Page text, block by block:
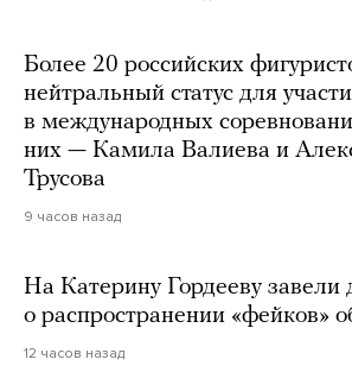
Более 20 российских
нейтральный статус для
в международных
них — Камила Валиева и
Трусова
9 часов назад
На Катерину Гордееву завели
о распространении «фейков»
12 часов назад